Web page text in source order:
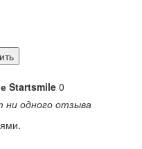
Startsmile 0
ни одного отзыва